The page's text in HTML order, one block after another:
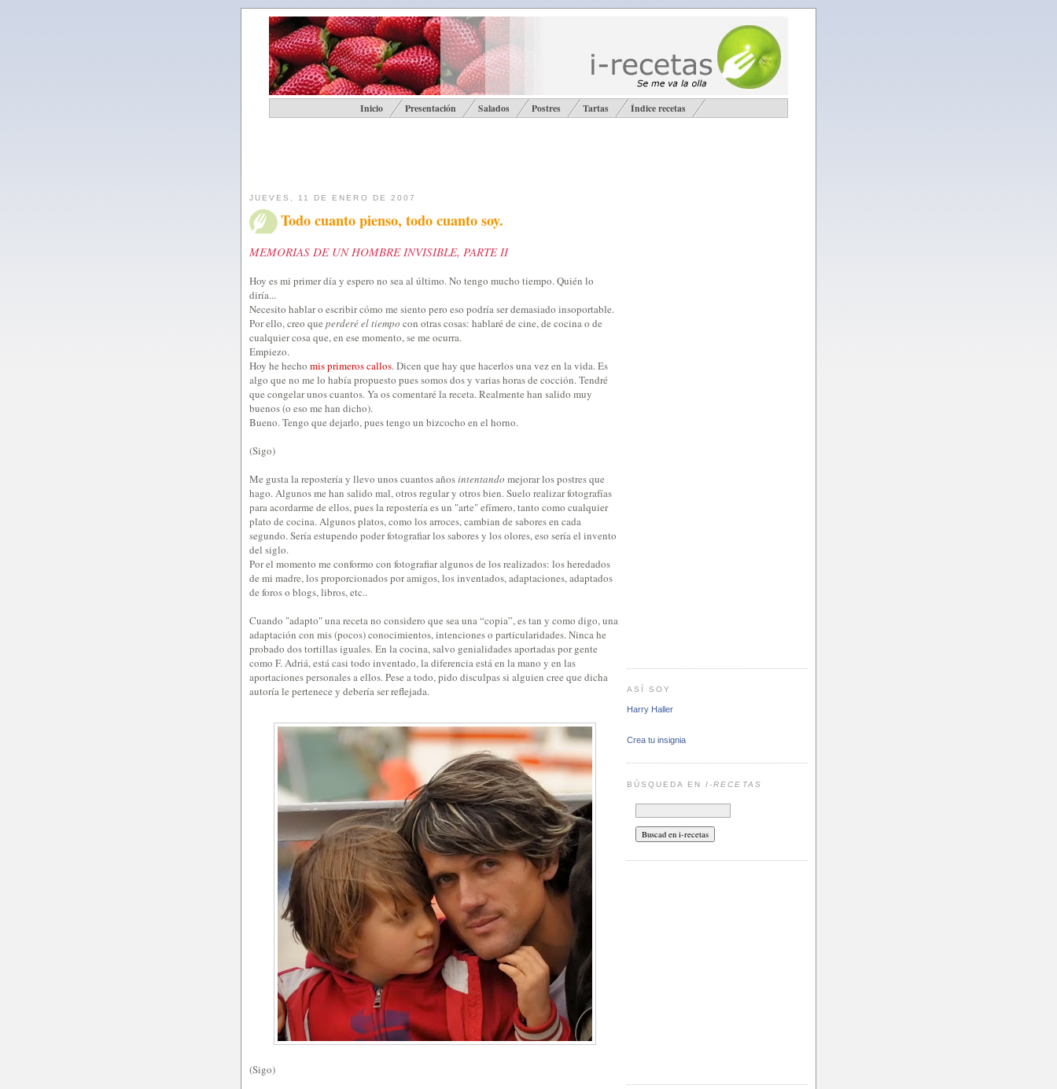
Inicio Presentación Salados Postres Tartas Índice recetas
JUEVES, 11 DE ENERO DE 2007
Todo cuanto pienso, todo cuanto soy.
MEMORIAS DE UN HOMBRE INVISIBLE, PARTE II
Hoy es mi primer día y espero no sea al último. No tengo mucho tiempo. Quién lo
diría...
Necesito hablar o escribir cómo me siento pero eso podría ser demasiado insoportable.
Por ello, creo que perderé el tiempo con otras cosas: hablaré de cine, de cocina o de
cualquier cosa que, en ese momento, se me ocurra.
Empiezo.
Hoy he hecho mis primeros callos. Dicen que hay que hacerlos una vez en la vida. Es
algo que no me lo había propuesto pues somos dos y varias horas de cocción. Tendré
que congelar unos cuantos. Ya os comentaré la receta. Realmente han salido muy
buenos (o eso me han dicho).
Bueno. Tengo que dejarlo, pues tengo un bizcocho en el horno.
(Sigo)
Me gusta la repostería y llevo unos cuantos añosintentando mejorar los postres que
hago. Algunos me han salido mal, otros regular y otros bien. Suelo realizar fotografías
para acordarme de ellos, pues la repostería es un "arte" efímero, tanto como cualquier
plato de cocina. Algunos platos, como los arroces, cambian de sabores en cada
segundo. Sería estupendo poder fotografiar los sabores y los olores, eso sería el invento
del siglo.
Por el momento me conformo con fotografiar algunos de los realizados: los heredados
de mi madre, los proporcionados por amigos, los inventados, adaptaciones, adaptados
de foros o blogs, libros, etc..
Cuando "adapto" una receta no considero que sea una “copia”, es tan y como digo, una
adaptación con mis (pocos) conocimientos, intenciones o particularidades. Ninca he
probado dos tortillas iguales. En la cocina, salvo genialidades aportadas por gente
como F. Adriá, está casi todo inventado, la diferencia está en la mano y en las
aportaciones personales a ellos. Pese a todo, pido disculpas si alguien cree que dicha
autoría le pertenece y debería ser reflejada.
(Sigo)
ASÍ SOY
Harry Haller
Crea tu insignia
BÚSQUEDA ENI-RECETAS